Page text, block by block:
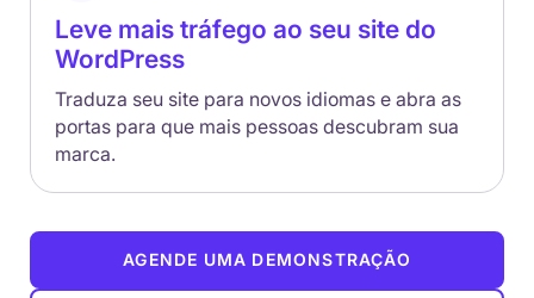
Leve mais tráfego ao seu site do
WordPress
Traduza seu site para novos idiomas e abra as
portas para que mais pessoas descubram sua
marca.
AGENDE UMA DEMONSTRAÇÃO